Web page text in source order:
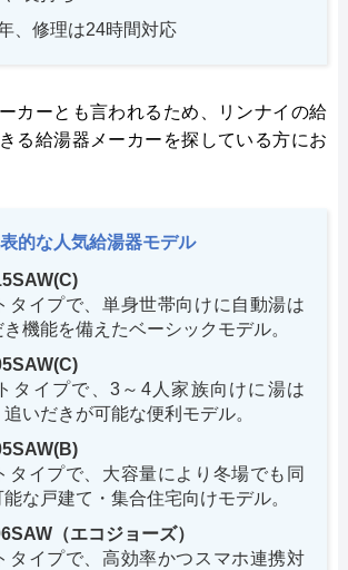
、修理は24時間対応
カーとも言われるため、リンナイの給
る給湯器メーカーを探している方にお
的な人気給湯器モデル
タイプで、単身世帯向けに自動湯は
機能を備えたベーシックモデル。
タイプで、3～4人家族向けに湯は
いだきが可能な便利モデル。
タイプで、大容量により冬場でも同
な戸建て・集合住宅向けモデル。
（エコジョーズ）
タイプで、高効率かつスマホ連携対